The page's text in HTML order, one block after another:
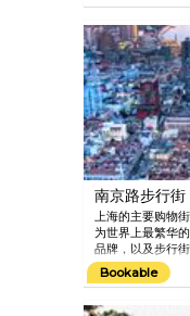
南京路步行街
上海的主要购物
为世界上最繁华
品牌，以及步行
购物血拼的地方。
Bookable